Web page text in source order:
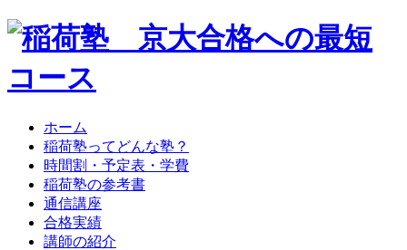
ホーム
稲荷塾ってどんな塾？
時間割・予定表・学費
稲荷塾の参考書
通信講座
合格実績
講師の紹介